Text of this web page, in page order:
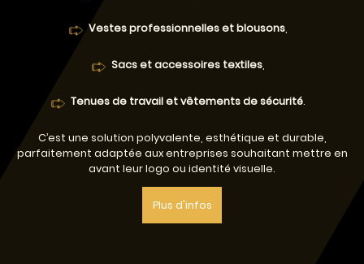
Vestes professionnelles et blousons,
Sacs et accessoires textiles,
Tenues de travail et vêtements de sécurité.
C’est une solution polyvalente, esthétique et durable,
parfaitement adaptée aux entreprises souhaitant mettre en
avant leur logo ou identité visuelle.
Plus d'infos